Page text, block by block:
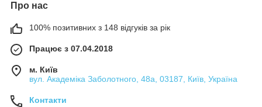
Про нас
100% позитивних з 148 відгуків за рік
Працює з 07.04.2018
м. Київ
вул. Академіка Заболотного, 48а, 03187, Київ, Україна
Контакти